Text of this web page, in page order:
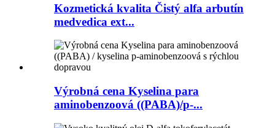
Kozmetická kvalita Čistý alfa arbutín
medvedica ext...
Výrobná cena Kyselina para
aminobenzoová ((PABA)/p-...